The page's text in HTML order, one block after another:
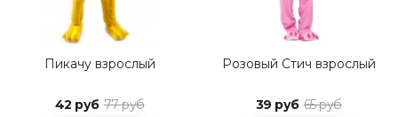
Пикачу взрослый
42 руб 77 руб
Розовый Стич взрослый
39 руб 65 руб